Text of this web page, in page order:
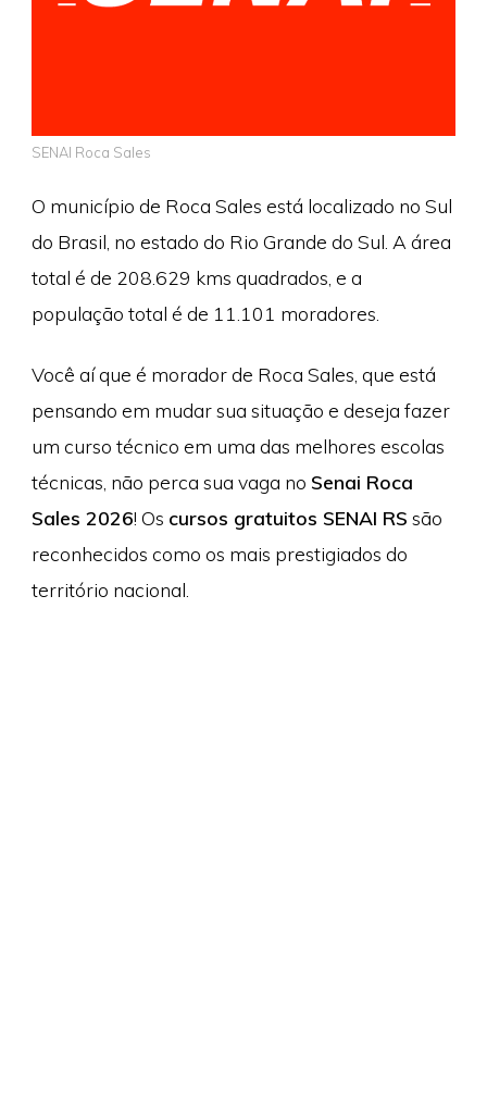
SENAI Roca Sales
O município de Roca Sales está localizado no Sul
do Brasil, no estado do Rio Grande do Sul. A área
total é de 208.629 kms quadrados, e a
população total é de 11.101 moradores.
Você aí que é morador de Roca Sales, que está
pensando em mudar sua situação e deseja fazer
um curso técnico em uma das melhores escolas
técnicas, não perca sua vaga no Senai Roca
Sales 2026! Os cursos gratuitos SENAI RS são
reconhecidos como os mais prestigiados do
território nacional.